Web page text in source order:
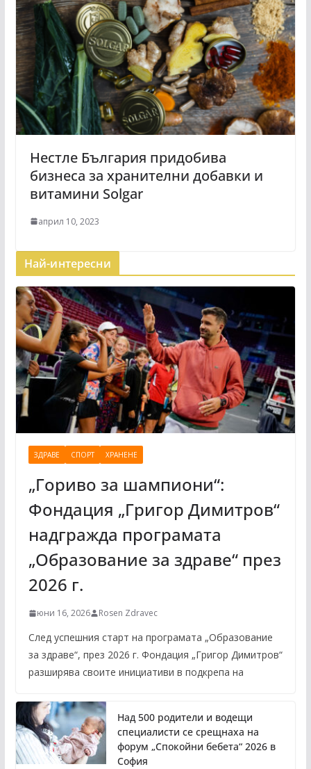
Нестле България придобива
бизнеса за хранителни добавки и
витамини Solgar
април 10, 2023
Най-интересни
ЗДРАВЕ СПОРТ ХРАНЕНЕ
„Гориво за шампиони“:
Фондация „Григор Димитров“
надгражда програмата
„Образование за здраве“ през
2026 г.
юни 16, 2026 Rosen Zdravec
След успешния старт на програмата „Образование
за здраве“, през 2026 г. Фондация „Григор Димитров“
разширява своите инициативи в подкрепа на
Над 500 родители и водещи
специалисти се срещнаха на
форум „Спокойни бебета“ 2026 в
София